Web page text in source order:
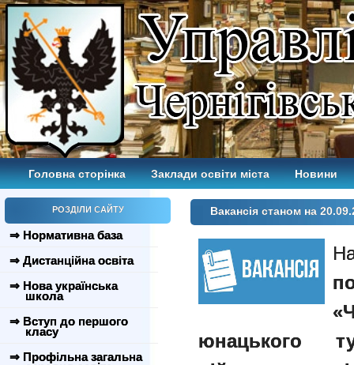
Головна сторінка Заклади освіти міста Новини
РОЗДІЛИ САЙТУ
⇒ Нормативна база
⇒ Дистанційна освіта
⇒ Нова українська
школа
⇒ Вступ до першого
класу
⇒ Профільна загальна
Вакансія станом на
юнацького